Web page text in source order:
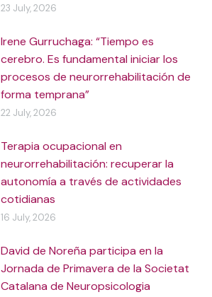
23 July, 2026
Irene Gurruchaga: “Tiempo es
cerebro. Es fundamental iniciar los
procesos de neurorrehabilitación de
forma temprana”
22 July, 2026
Terapia ocupacional en
neurorrehabilitación: recuperar la
autonomía a través de actividades
cotidianas
16 July, 2026
David de Noreña participa en la
Jornada de Primavera de la Societat
Catalana de Neuropsicologia